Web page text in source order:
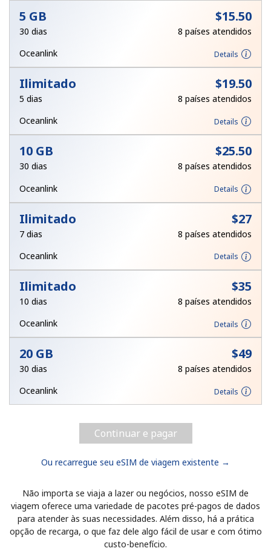
Esqueceu sua senha? →
5 GB ⁦$15.50⁩
30 dias
8 países atendidos
Oceanlink
Details
Ilimitado ⁦$19.50⁩
5 dias
8 países atendidos
Oceanlink
Details
10 GB ⁦$25.50⁩
30 dias
8 países atendidos
Oceanlink
Details
Ilimitado ⁦$27⁩
7 dias
8 países atendidos
Oceanlink
Details
Ilimitado ⁦$35⁩
10 dias
8 países atendidos
Oceanlink
Details
20 GB ⁦$49⁩
30 dias
8 países atendidos
Oceanlink
Details
Continuar e pagar
Ou recarregue seu eSIM de viagem existente →
Não importa se viaja a lazer ou negócios, nosso eSIM de
viagem oferece uma variedade de pacotes pré-pagos de dados
para atender às suas necessidades. Além disso, há a prática
opção de recarga, o que faz dele algo fácil de usar e com ótimo
custo-benefício.